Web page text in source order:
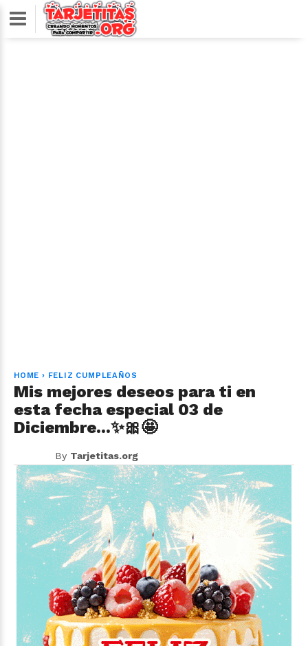
HOME › FELIZ CUMPLEAÑOS
Mis mejores deseos para ti en
esta fecha especial 03 de
Diciembre...✨🎀🤩
By Tarjetitas.org